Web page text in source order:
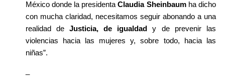
México donde la presidenta Claudia Sheinbaum ha dicho
con mucha claridad, necesitamos seguir abonando a una
realidad de Justicia, de igualdad y de prevenir las
violencias hacia las mujeres y, sobre todo, hacia las
niñas”.